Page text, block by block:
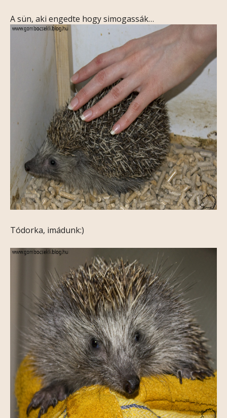
A sün, aki engedte hogy simogassák…
Tódorka, imádunk:)